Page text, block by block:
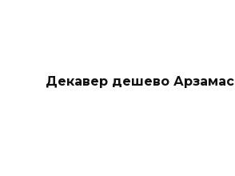
Декавер дешево Арзамас